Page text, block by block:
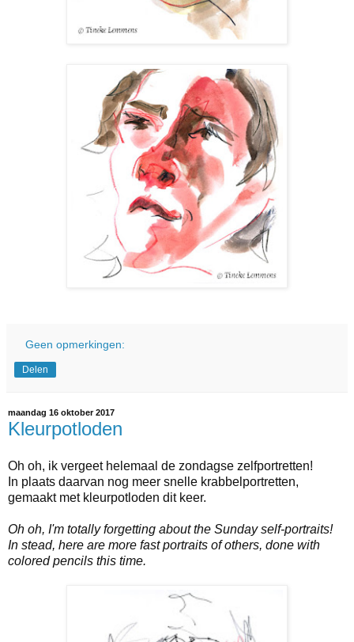
Geen opmerkingen:
Delen
maandag 16 oktober 2017
Kleurpotloden
Oh oh, ik vergeet helemaal de zondagse zelfportretten!
In plaats daarvan nog meer snelle krabbelportretten,
gemaakt met kleurpotloden dit keer.
Oh oh, I'm totally forgetting about the Sunday self-portraits!
In stead, here are more fast portraits of others, done with
colored pencils this time.